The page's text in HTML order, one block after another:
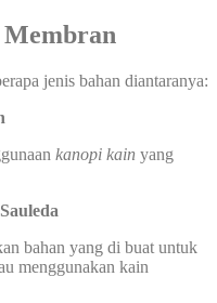
Membran
jenis bahan diantaranya:
kanopi kain yang
Sauleda
bahan yang di buat untuk
menggunakan kain